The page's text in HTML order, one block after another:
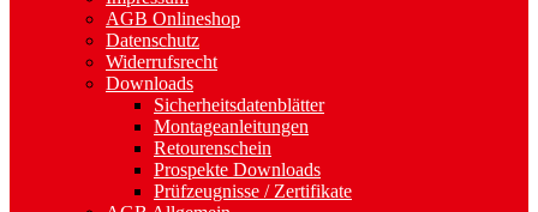
AGB Onlineshop
Datenschutz
Widerrufsrecht
Downloads
Sicherheitsdatenblätter
Montageanleitungen
Retourenschein
Prospekte Downloads
Prüfzeugnisse / Zertifikate